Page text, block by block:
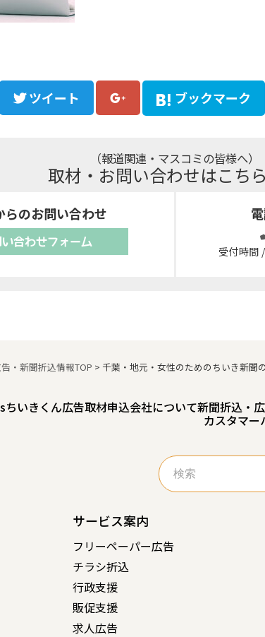
ツイート ブックマーク
（報道関連・マスコミの皆様へ）
取材・お問い合わせはこち
らのお問い合わせ
い合わせフォーム
受付時間
・新聞折込情報TOP > 千葉・地元・女性のためのちいき新聞
ちいきくん広告取材申込会社について新聞折込・
カスタマー
検
索:
サービス案内
フリーペーパー広告
チラシ折込
行政支援
販促支援
求人広告